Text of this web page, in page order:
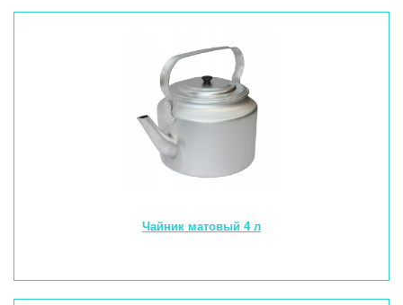
Чайник матовый 4 л